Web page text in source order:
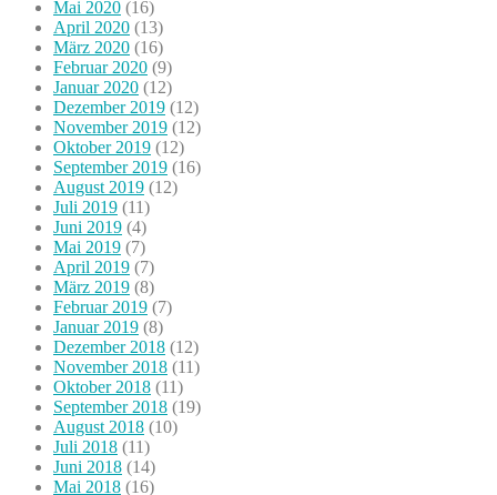
Mai 2020 (16)
April 2020 (13)
März 2020 (16)
Februar 2020 (9)
Januar 2020 (12)
Dezember 2019 (12)
November 2019 (12)
Oktober 2019 (12)
September 2019 (16)
August 2019 (12)
Juli 2019 (11)
Juni 2019 (4)
Mai 2019 (7)
April 2019 (7)
März 2019 (8)
Februar 2019 (7)
Januar 2019 (8)
Dezember 2018 (12)
November 2018 (11)
Oktober 2018 (11)
September 2018 (19)
August 2018 (10)
Juli 2018 (11)
Juni 2018 (14)
Mai 2018 (16)